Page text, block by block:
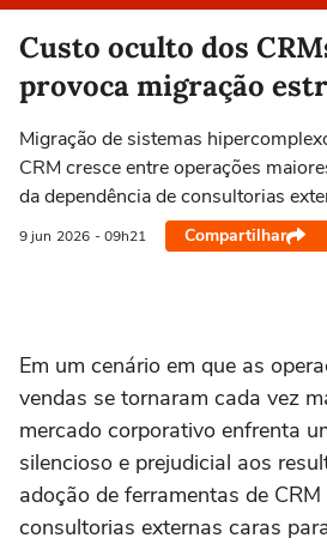
Custo oculto dos
provoca migração
Migração de sistemas
CRM cresce entre operações
da dependência de consultorias
9 jun 2026 - 09h21 Compartilhar
Em um cenário em que as
vendas se tornaram cada vez
mercado corporativo enfrenta
silencioso e prejudicial aos
adoção de ferramentas de
consultorias externas caras